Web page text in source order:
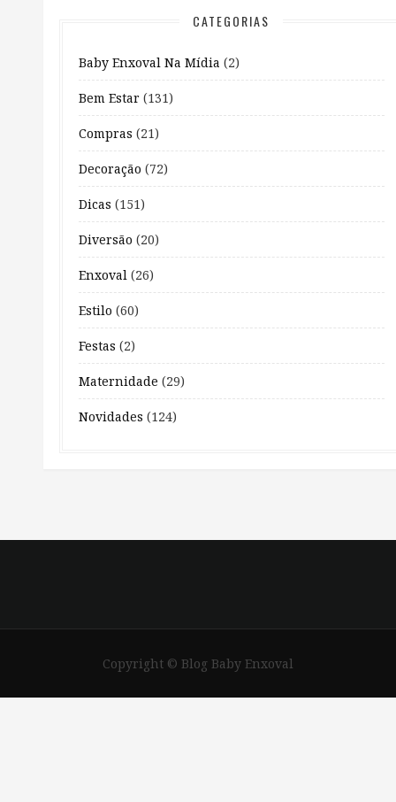
CATEGORIAS
Baby Enxoval Na Mídia (2)
Bem Estar (131)
Compras (21)
Decoração (72)
Dicas (151)
Diversão (20)
Enxoval (26)
Estilo (60)
Festas (2)
Maternidade (29)
Novidades (124)
Copyright © Blog Baby Enxoval